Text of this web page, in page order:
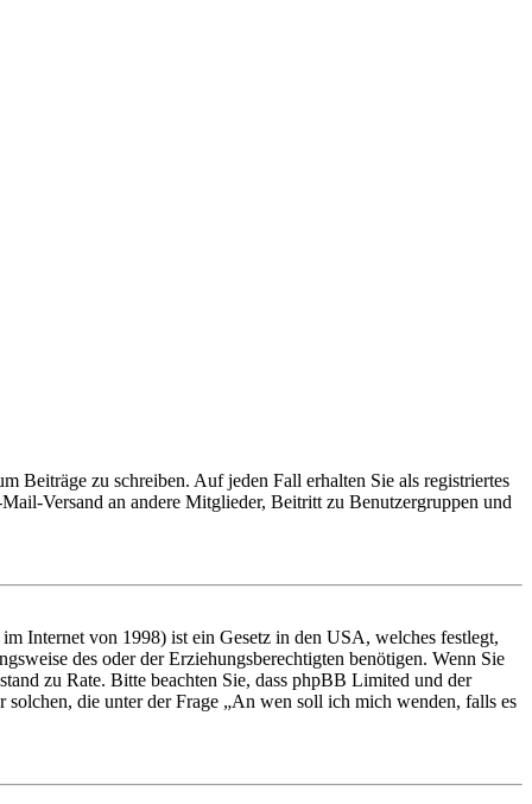
Beiträge zu schreiben. Auf jeden Fall erhalten Sie als registriertes
Versand an andere Mitglieder, Beitritt zu Benutzergruppen und
Internet von 1998) ist ein Gesetz in den USA, welches festlegt,
des oder der Erziehungsberechtigten benötigen. Wenn Sie
zu Rate. Bitte beachten Sie, dass phpBB Limited und der
die unter der Frage „An wen soll ich mich wenden, falls es